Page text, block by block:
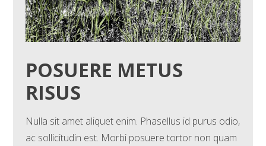
POSUERE METUS
RISUS
Nulla sit amet aliquet enim. Phasellus id purus odio,
ac sollicitudin est. Morbi posuere tortor non quam